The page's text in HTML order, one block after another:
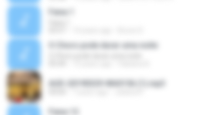
Faixa 1
O Choro pode durar uma noite
AUD-20190329-WA0156 (1).mp3
Faixa 12